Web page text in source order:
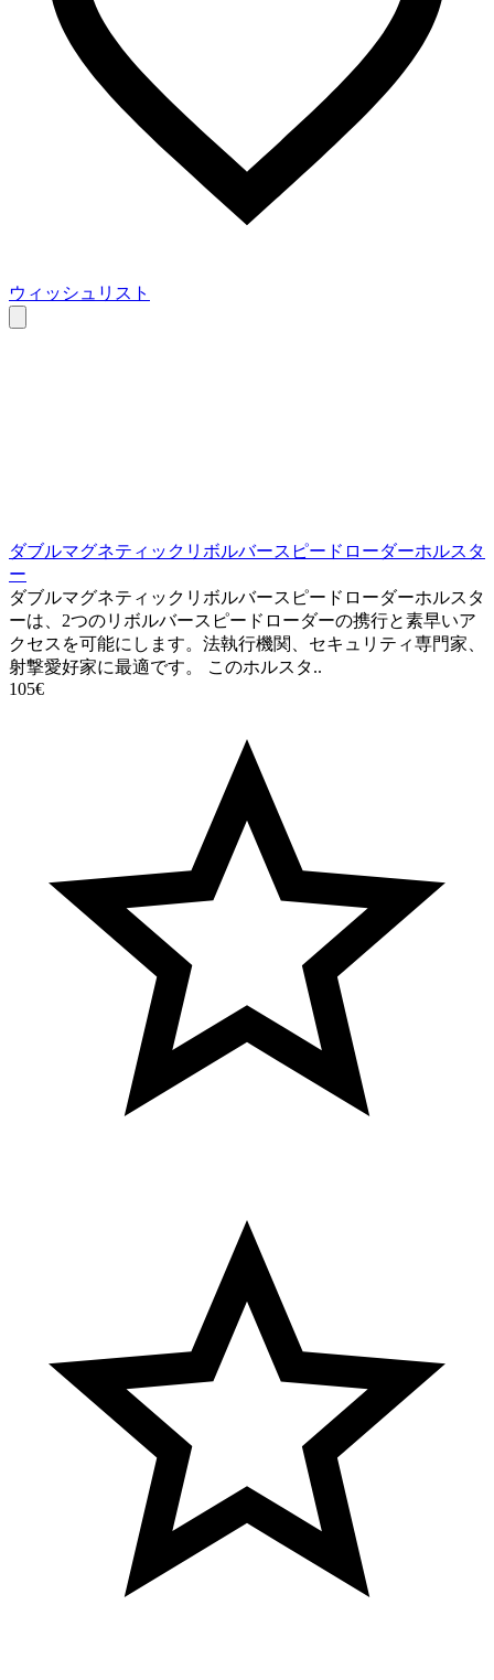
ウィッシュリスト
ダブルマグネティックリボルバースピードローダーホルスタ
ー
ダブルマグネティックリボルバースピードローダーホルスタ
ーは、2つのリボルバースピードローダーの携行と素早いア
クセスを可能にします。法執行機関、セキュリティ専門家、
射撃愛好家に最適です。 このホルスタ..
105€